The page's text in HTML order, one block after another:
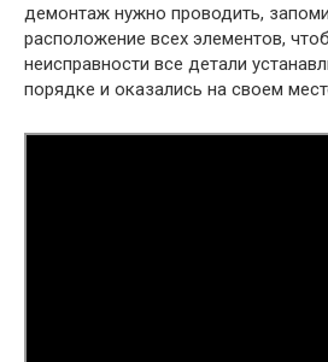
демонтаж нужно проводить,
расположение всех элементов,
неисправности все детали
порядке и оказались на своем